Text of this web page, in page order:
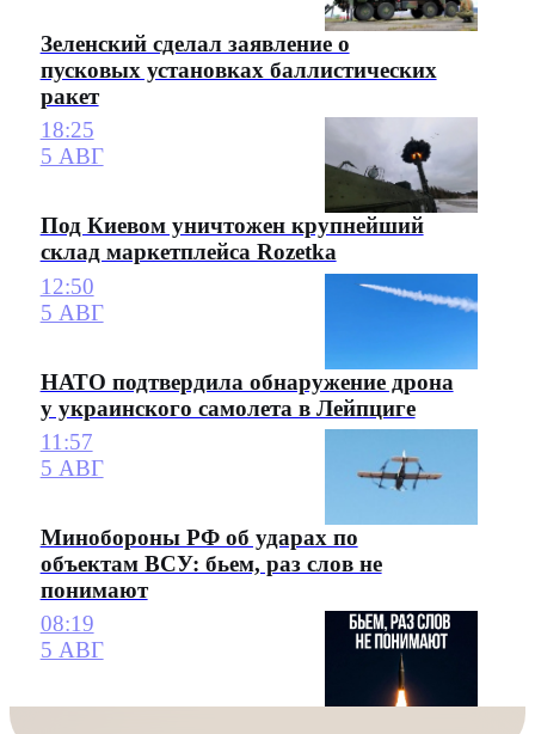
Зеленский сделал заявление о
пусковых установках баллистических
ракет
18:25
5 АВГ
Под Киевом уничтожен крупнейший
склад маркетплейса Rozetka
12:50
5 АВГ
НАТО подтвердила обнаружение дрона
у украинского самолета в Лейпциге
11:57
5 АВГ
Минобороны РФ об ударах по
объектам ВСУ: бьем, раз слов не
понимают
08:19
5 АВГ